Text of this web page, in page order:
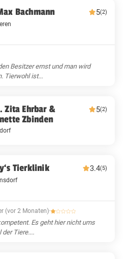
Bachmann 5(2)
Besitzer ernst und man wird
Tierwohl ist...
Zita Ehrbar &
Zbinden
5(2)
Tierklinik 3.4(5)
(vor 2 Monaten)·
Es geht hier nicht ums
der Tiere....